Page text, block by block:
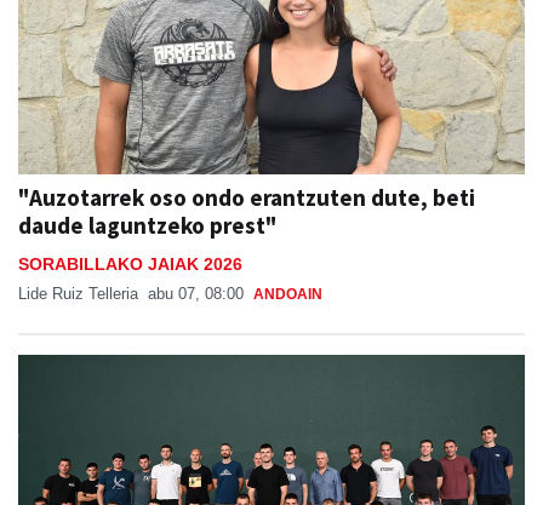
"Auzotarrek oso ondo erantzuten dute, beti
daude laguntzeko prest"
SORABILLAKO JAIAK 2026
Lide Ruiz Telleria abu 07, 08:00 ANDOAIN